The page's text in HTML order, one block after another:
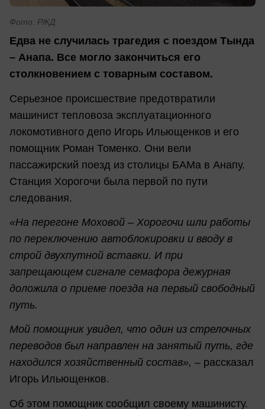
Фото: РЖД
Едва не случилась трагедия с поездом Тында
– Анапа. Все могло закончиться его
столкновением с товарным составом.
Серьезное происшествие предотвратили
машинист тепловоза эксплуатационного
локомотивного депо Игорь Ильющенков и его
помощник Роман Томенко. Они вели
пассажирский поезд из столицы БАМа в Анапу.
Станция Хорогочи была первой по пути
следования.
«На перегоне Моховой – Хорогочи шли работы
по переключению автоблокировки и вводу в
строй двухпутной вставки. И при
запрещающем сигнале семафора дежурная
доложила о приеме поезда на первый свободный
путь.
Мой помощник увидел, что один из стрелочных
переводов был направлен на занятый путь, где
находился хозяйственный состав», – рассказал
Игорь Ильющенков.
Об этом помощник сообщил своему машинисту.